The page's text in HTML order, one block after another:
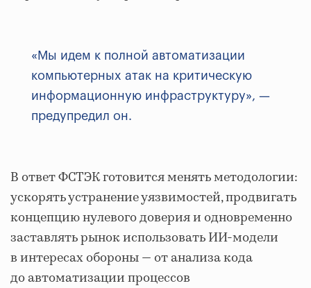
«Мы идем к полной автоматизации
компьютерных атак на критическую
информационную инфраструктуру», —
предупредил он.
В ответ ФСТЭК готовится менять методологии:
ускорять устранение уязвимостей, продвигать
концепцию нулевого доверия и одновременно
заставлять рынок использовать ИИ‑модели
в интересах обороны — от анализа кода
до автоматизации процессов